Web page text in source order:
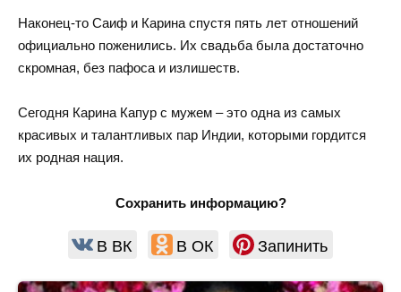
Наконец-то Саиф и Карина спустя пять лет отношений
официально поженились. Их свадьба была достаточно
скромная, без пафоса и излишеств.
Сегодня Карина Капур с мужем – это одна из самых
красивых и талантливых пар Индии, которыми гордится
их родная нация.
Сохранить информацию?
В ВК В ОК Запинить